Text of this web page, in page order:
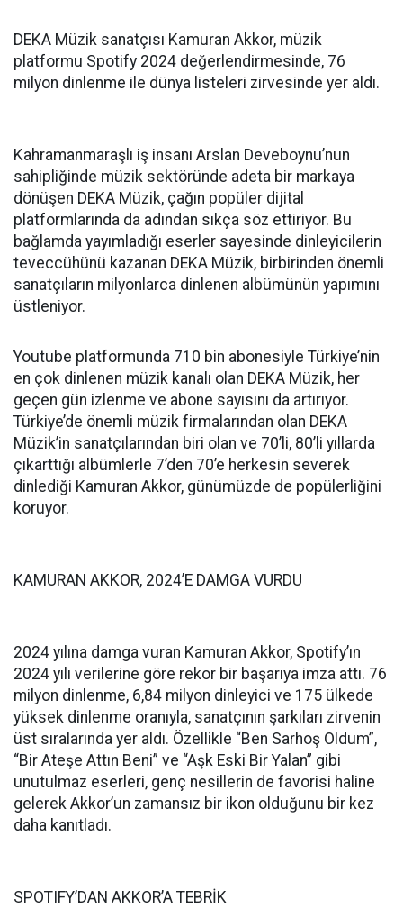
DEKA Müzik sanatçısı Kamuran Akkor, müzik
platformu Spotify 2024 değerlendirmesinde, 76
milyon dinlenme ile dünya listeleri zirvesinde yer aldı.
Kahramanmaraşlı iş insanı Arslan Deveboynu’nun
sahipliğinde müzik sektöründe adeta bir markaya
dönüşen DEKA Müzik, çağın popüler dijital
platformlarında da adından sıkça söz ettiriyor. Bu
bağlamda yayımladığı eserler sayesinde dinleyicilerin
teveccühünü kazanan DEKA Müzik, birbirinden önemli
sanatçıların milyonlarca dinlenen albümünün yapımını
üstleniyor.
Youtube platformunda 710 bin abonesiyle Türkiye’nin
en çok dinlenen müzik kanalı olan DEKA Müzik, her
geçen gün izlenme ve abone sayısını da artırıyor.
Türkiye’de önemli müzik firmalarından olan DEKA
Müzik’in sanatçılarından biri olan ve 70’li, 80’li yıllarda
çıkarttığı albümlerle 7’den 70’e herkesin severek
dinlediği Kamuran Akkor, günümüzde de popülerliğini
koruyor.
KAMURAN AKKOR, 2024’E DAMGA VURDU
2024 yılına damga vuran Kamuran Akkor, Spotify’ın
2024 yılı verilerine göre rekor bir başarıya imza attı. 76
milyon dinlenme, 6,84 milyon dinleyici ve 175 ülkede
yüksek dinlenme oranıyla, sanatçının şarkıları zirvenin
üst sıralarında yer aldı. Özellikle “Ben Sarhoş Oldum”,
“Bir Ateşe Attın Beni” ve “Aşk Eski Bir Yalan” gibi
unutulmaz eserleri, genç nesillerin de favorisi haline
gelerek Akkor’un zamansız bir ikon olduğunu bir kez
daha kanıtladı.
SPOTIFY’DAN AKKOR’A TEBRİK